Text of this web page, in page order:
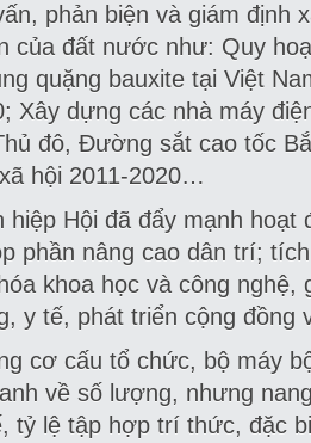
phản biện và giám định
của đất nước như: Quy
quặng bauxite tại Việt
Xây dựng các nhà máy
đô, Đường sắt cao tốc
hội 2011-2020…
hiệp Hội đã đẩy mạnh hoạt
phần nâng cao dân trí;
khoa học và công nghệ,
y tế, phát triển cộng đồng
cơ cấu tổ chức, bộ máy
về số lượng, nhưng
tỷ lệ tập hợp trí thức, đặc